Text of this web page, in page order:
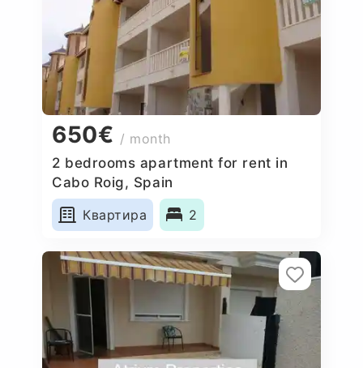
650€ / month
2 bedrooms apartment for rent in
Cabo Roig, Spain
Квартира
2